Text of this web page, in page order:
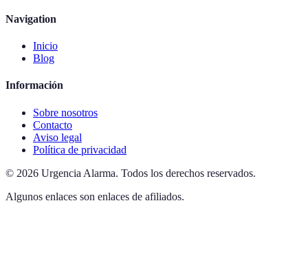
Navigation
Inicio
Blog
Información
Sobre nosotros
Contacto
Aviso legal
Política de privacidad
© 2026 Urgencia Alarma. Todos los derechos reservados.
Algunos enlaces son enlaces de afiliados.